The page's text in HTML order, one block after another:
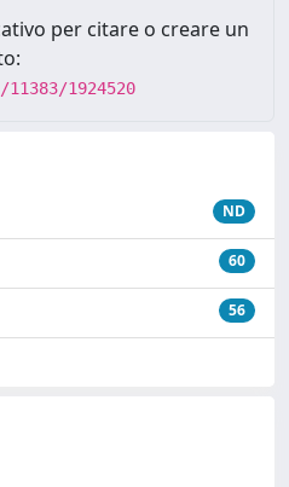
per citare o creare un
1924520
ND
60
56